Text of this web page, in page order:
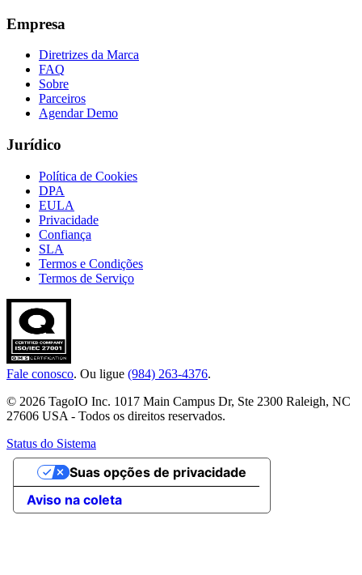
Empresa
Diretrizes da Marca
FAQ
Sobre
Parceiros
Agendar Demo
Jurídico
Política de Cookies
DPA
EULA
Privacidade
Confiança
SLA
Termos e Condições
Termos de Serviço
Fale conosco. Ou ligue (984) 263-4376.
© 2026 TagoIO Inc. 1017 Main Campus Dr, Ste 2300 Raleigh, NC
27606 USA - Todos os direitos reservados.
Status do Sistema
Aviso na coleta
Suas opções de privacidade